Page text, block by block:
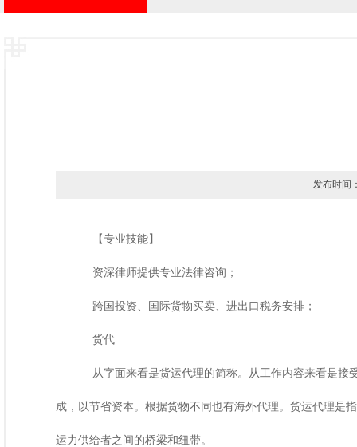
发布时
【专业技能】
资深律师提供专业法律咨询；
跨国投资、国际货物买卖、进出口税务安排；
货代
从字面来看是货运代理的简称。从工作内容来看是接
成，以节省资本。根据货物不同也有海外代理。货运代理是
运力供给者之间的桥梁和纽带。